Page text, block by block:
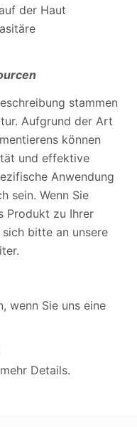
der Haut
stammen
Aufgrund der Art
können
und effektive
Anwendung
sein. Wenn Sie
Produkt zu Ihrer
bitte an unsere
wenn Sie uns eine
Details.